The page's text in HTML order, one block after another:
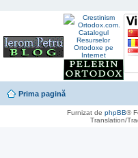
Prima pagină
Furnizat dephpBB®
Translation/